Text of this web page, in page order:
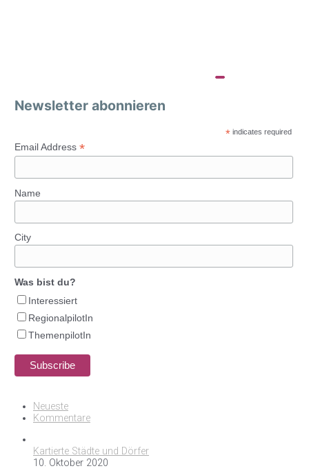
Newsletter abonnieren
* indicates required
Email Address *
Name
City
Was bist du?
Interessiert
RegionalpilotIn
ThemenpilotIn
Neueste
Kommentare
Kartierte Städte und Dörfer
10. Oktober 2020